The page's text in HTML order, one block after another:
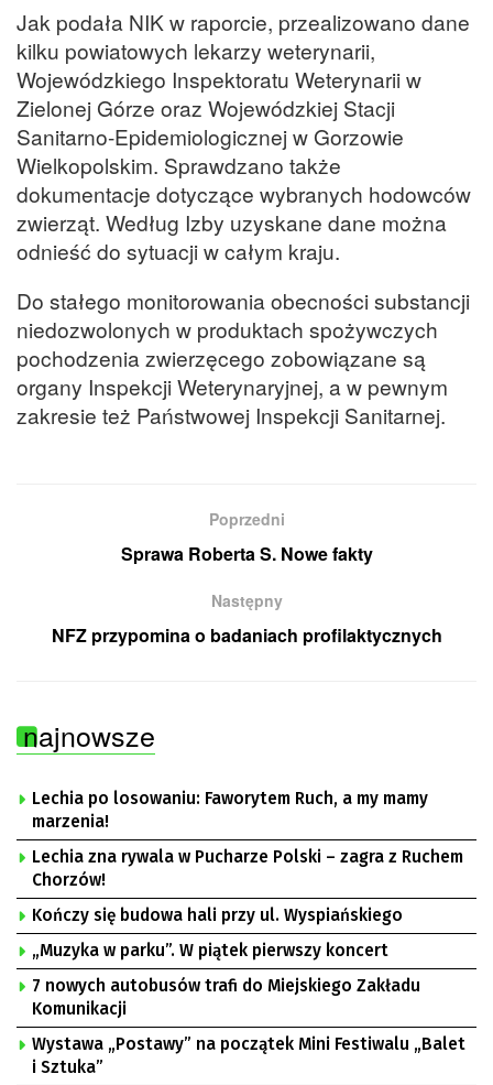
Jak podała NIK w raporcie, przealizowano dane
kilku powiatowych lekarzy weterynarii,
Wojewódzkiego Inspektoratu Weterynarii w
Zielonej Górze oraz Wojewódzkiej Stacji
Sanitarno-Epidemiologicznej w Gorzowie
Wielkopolskim. Sprawdzano także
dokumentacje dotyczące wybranych hodowców
zwierząt. Według Izby uzyskane dane można
odnieść do sytuacji w całym kraju.
Do stałego monitorowania obecności substancji
niedozwolonych w produktach spożywczych
pochodzenia zwierzęcego zobowiązane są
organy Inspekcji Weterynaryjnej, a w pewnym
zakresie też Państwowej Inspekcji Sanitarnej.
Poprzedni
Sprawa Roberta S. Nowe fakty
Następny
NFZ przypomina o badaniach profilaktycznych
najnowsze
Lechia po losowaniu: Faworytem Ruch, a my mamy
marzenia!
Lechia zna rywala w Pucharze Polski – zagra z Ruchem
Chorzów!
Kończy się budowa hali przy ul. Wyspiańskiego
„Muzyka w parku”. W piątek pierwszy koncert
7 nowych autobusów trafi do Miejskiego Zakładu
Komunikacji
Wystawa „Postawy” na początek Mini Festiwalu „Balet
i Sztuka”